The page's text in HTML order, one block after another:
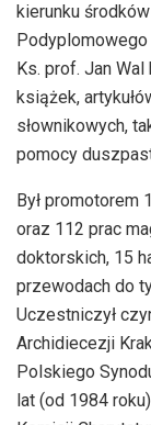
kierunku
Ks. prof. Jan
książek,
słownikowych,
pomocy
Był promotorem
oraz 112 prac
doktorskich, 15
przewodach do
Uczestniczył
Archidiecezji
Polskiego
lat (od 1984